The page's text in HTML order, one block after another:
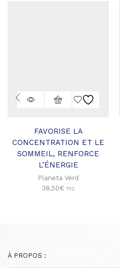
FAVORISE LA
CONCENTRATION ET LE
SOMMEIL, RENFORCE
L’ÉNERGIE
Planeta Verd
38,50€ TTC
À PROPOS :